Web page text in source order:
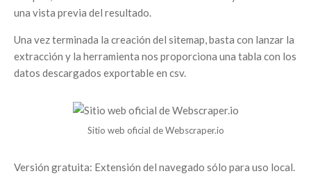
una vista previa del resultado.
Una vez terminada la creación del sitemap, basta con lanzar la
extracción y la herramienta nos proporciona una tabla con los
datos descargados exportable en csv.
Sitio web oficial de Webscraper.io
Versión gratuita: Extensión del navegado sólo para uso local.